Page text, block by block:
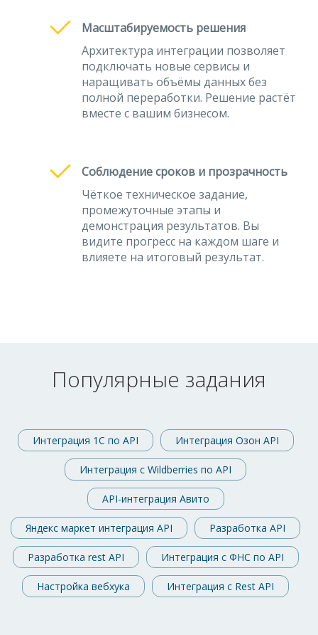
Масштабируемость решения
Архитектура интеграции позволяет
подключать новые сервисы и
наращивать объёмы данных без
полной переработки. Решение растёт
вместе с вашим бизнесом.
Соблюдение сроков и прозрачность
Чёткое техническое задание,
промежуточные этапы и
демонстрация результатов. Вы
видите прогресс на каждом шаге и
влияете на итоговый результат.
Популярные задания
Интеграция 1С по API Интеграция Озон API
Интеграция с Wildberries по API
API-интеграция Авито
Яндекс маркет интеграция API Разработка API
Разработка rest API Интеграция с ФНС по API
Настройка вебхука Интеграция с Rest API